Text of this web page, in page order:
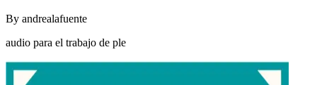
By andrealafuente
audio para el trabajo de ple